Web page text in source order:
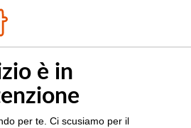
è in
per te. Ci scusiamo per il